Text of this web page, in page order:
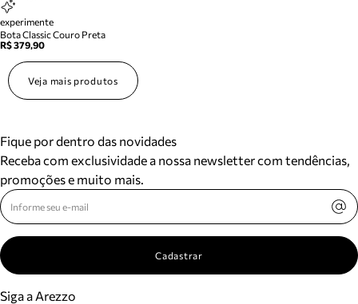
experimente
Bota Classic Couro Preta
R$ 379,90
Veja mais produtos
Fique por dentro das novidades
Receba com exclusividade a nossa newsletter com tendências,
promoções e muito mais.
Cadastrar
Siga a Arezzo